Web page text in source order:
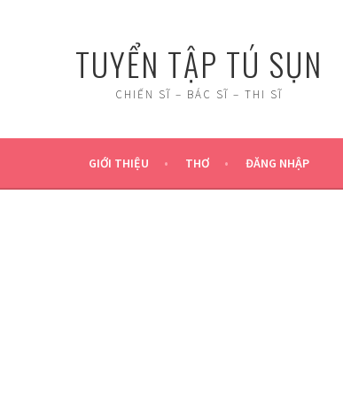
TUYỂN TẬP TÚ SỤN
CHIẾN SĨ – BÁC SĨ – THI SĨ
GIỚI THIỆU THƠ ĐĂNG NHẬP